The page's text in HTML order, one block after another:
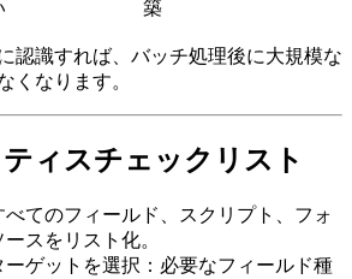
築
認識すれば、バッチ処理後に大規模な
くなります。
ィスチェックリスト
べてのフィールド、スクリプト、フォ
スをリスト化。
ゲットを選択 ：必要なフィールド種